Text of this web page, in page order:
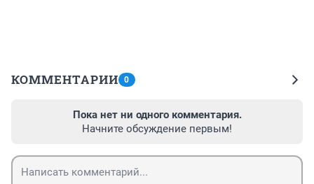
КОММЕНТАРИИ 0
Пока нет ни одного комментария.
Начните обсуждение первым!